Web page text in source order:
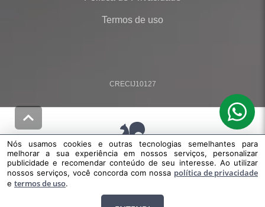
Termos de uso
CRECIJ10127
© Desenvolvido pelaagil.net
Nós usamos cookies e outras tecnologias semelhantes para melhorar a
sua experiência em nossos serviços, personalizar publicidade e
recomendar conteúdo de seu interesse. Ao utilizar nossos serviços, você
política de privacidade
Nós usamos cookies e outras tecnologias semelhantes para
melhorar a sua experiência em nossos serviços, personalizar
publicidade e recomendar conteúdo de seu interesse. Ao utilizar
nossos serviços, você concorda com nossa política de privacidade
e termos de uso.